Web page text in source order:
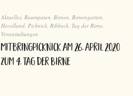
Aktuelles Baumpaten Birnen Birnengarten
Havelland Picknick Ribbeck Tag der Birne
Veranstaltungen
Mitbringpicknick am 26. April 2020
zum 4. Tag der Birne